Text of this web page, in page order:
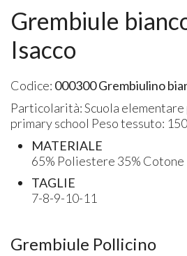
Grembiule
Isacco
Codice: 000300 Grembiulino
Particolarità: Scuola elementare
primary school Peso tessuto:
MATERIALE
65% Poliestere 35% Cotone
TAGLIE
7-8-9-10-11
Grembiule Pollicino